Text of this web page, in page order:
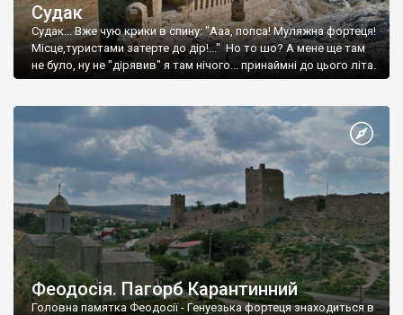
Судак
Судак... Вже чую крики в спину: "Ааа, попса! Муляжна фортеця!
Місце,туристами затерте до дір!..." Но то шо? А мене ще там
не було, ну не "дірявив" я там нічого... принаймні до цього літа.
Феодосія. Пагорб Карантинний
Головна памятка Феодосії - Генуезька фортеця знаходиться в